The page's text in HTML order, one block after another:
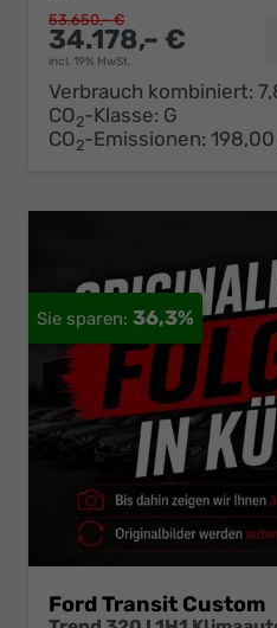
34.178,– €
incl. 19% MwSt.
53.650,– €
Verbrauch kombiniert:
CO2-Klasse: G
CO2-Emissionen:
36,3%
Ford Transit Custom